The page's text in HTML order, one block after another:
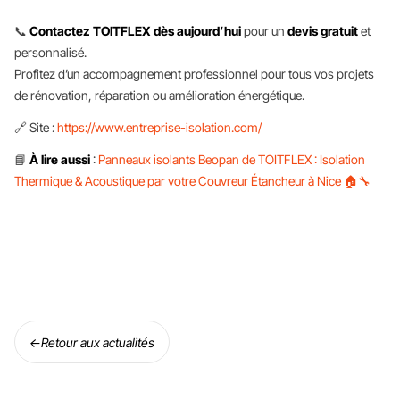
📞 Contactez TOITFLEX dès aujourd’huipour un devis gratuitet
personnalisé.
Profitez d’un accompagnement professionnel pour tous vos projets
de rénovation, réparation ou amélioration énergétique.
🔗 Site :https://www.entreprise-isolation.com/
📘 À lire aussi: Panneaux isolants Beopan de TOITFLEX : Isolation
Thermique & Acoustique par votre Couvreur Étancheur à Nice 🏠🔧
←Retour aux actualités